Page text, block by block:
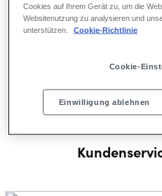
gesonderten
**Bitte beachten Sie, dass es
Kommunikationsmaßnahmen
wird. Die ausführliche
Cookies auf Ihrem Gerät zu, um die
Websitenutzung zu analysieren und
unterstützen.
Cookie-Richtlinie
Cookie-
Einwilligung ablehnen